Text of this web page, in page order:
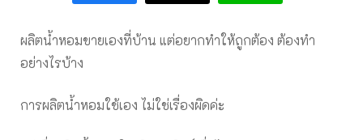
ผลิตน้ำหอมขายเองที่บ้าน แต่อยากทำให้ถูกต้อง ต้องทำ
อย่างไรบ้าง
การผลิตน้ำหอมใช้เอง ไม่ใช่เรื่องผิดค่ะ